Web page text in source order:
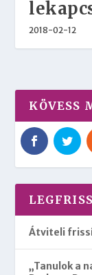
2018-02-12
KÖVESS
Átviteli
„Tanulok a